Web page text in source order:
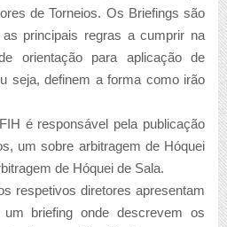
de Torneios. Os Briefings são
principais regras a cumprir na
orientação para aplicação de
seja, definem a forma como irão
é responsável pela publicação
um sobre arbitragem de Hóquei
de Hóquei de Sala.
respetivos diretores apresentam
um
briefing onde descrevem os